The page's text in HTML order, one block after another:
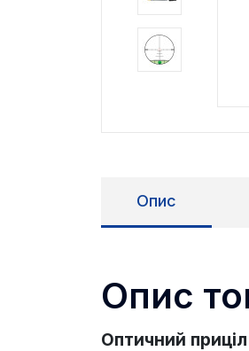
Опис
Опис
Оптичний